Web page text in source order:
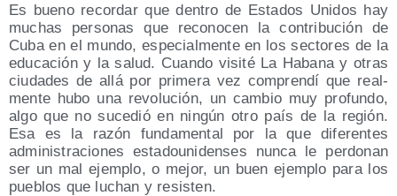
Es bueno recor­dar que den­tro de Esta­dos Uni­dos hay
muchas per­so­nas que reco­no­cen la con­tri­bu­ción de
Cuba en el mun­do, espe­cial­men­te en los sec­to­res de la
edu­ca­ción y la salud. Cuan­do visi­té La Haba­na y otras
ciu­da­des de allá por pri­me­ra vez com­pren­dí que real­
men­te hubo una revo­lu­ción, un cam­bio muy pro­fun­do,
algo que no suce­dió en nin­gún otro país de la región.
Esa es la razón fun­da­men­tal por la que dife­ren­tes
admi­nis­tra­cio­nes esta­dou­ni­den­ses nun­ca le per­do­nan
ser un mal ejem­plo, o mejor, un buen ejem­plo para los
pue­blos que luchan y resisten.